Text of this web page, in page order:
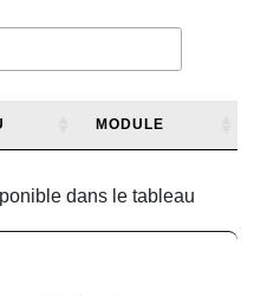
MODULE
dans le tableau